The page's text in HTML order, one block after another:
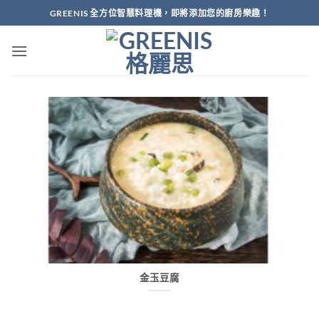
to
content
GREENIS 全方位智慧料理機，即將添加您的廚房樂趣！
金玉豆腐